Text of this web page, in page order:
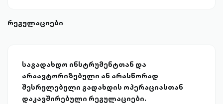
რეგულაციები
საგადახდო ინსტრუმენტთან და
არაავტორიზებული ან არასწორად
შესრულებული გადახდის ოპერაციასთან
დაკავშირებული რეგულაციები.